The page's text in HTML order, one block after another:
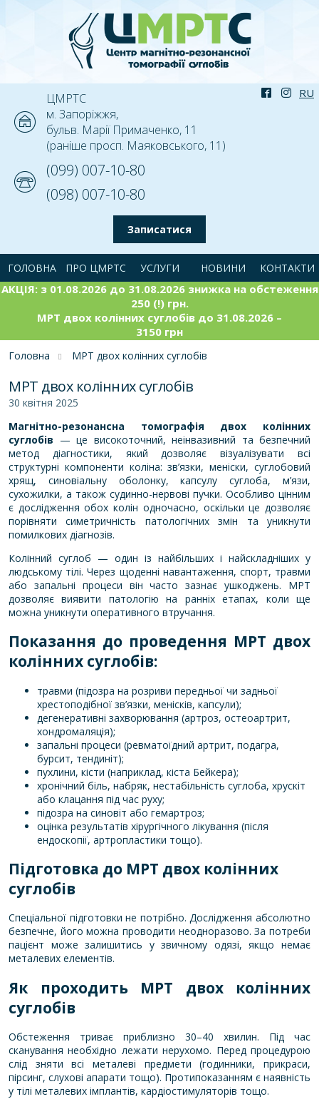
ЦМРТС
м. Запоріжжя,
бульв. Марії Примаченко, 11
(раніше просп. Маяковського, 11)
(099) 007-10-80
(098) 007-10-80
Записатися
ГОЛОВНА ПРО ЦМРТС УСЛУГИ НОВИНИ КОНТАКТИ
АКЦІЯ: з 01.08.2026 до 31.08.2026 знижка на обстеження
250 (!) грн.
МРТ двох колінних суглобів до 31.08.2026 –
3150 грн
Головна МРТ двох колінних суглобів
МРТ двох колінних суглобів
30 квітня 2025
Магнітно-резонансна томографія двох колінних
суглобів — це високоточний, неінвазивний та безпечний
метод діагностики, який дозволяє візуалізувати всі
структурні компоненти коліна: зв’язки, меніски, суглобовий
хрящ, синовіальну оболонку, капсулу суглоба, м’язи,
сухожилки, а також судинно-нервові пучки. Особливо цінним
є дослідження обох колін одночасно, оскільки це дозволяє
порівняти симетричність патологічних змін та уникнути
помилкових діагнозів.
Колінний суглоб — один із найбільших і найскладніших у
людському тілі. Через щоденні навантаження, спорт, травми
або запальні процеси він часто зазнає ушкоджень. МРТ
дозволяє виявити патологію на ранніх етапах, коли ще
можна уникнути оперативного втручання.
Показання до проведення МРТ двох
колінних суглобів:
травми (підозра на розриви передньої чи задньої
хрестоподібної зв’язки, менісків, капсули);
дегенеративні захворювання (артроз, остеоартрит,
хондромаляція);
запальні процеси (ревматоїдний артрит, подагра,
бурсит, тендиніт);
пухлини, кісти (наприклад, кіста Бейкера);
хронічний біль, набряк, нестабільність суглоба, хрускіт
або клацання під час руху;
підозра на синовіт або гемартроз;
оцінка результатів хірургічного лікування (після
ендоскопії, артропластики тощо).
Підготовка до МРТ двох колінних
суглобів
Спеціальної підготовки не потрібно. Дослідження абсолютно
безпечне, його можна проводити неодноразово. За потреби
пацієнт може залишитись у звичному одязі, якщо немає
металевих елементів.
Як проходить МРТ двох колінних
суглобів
Обстеження триває приблизно 30–40 хвилин. Під час
сканування необхідно лежати нерухомо. Перед процедурою
слід зняти всі металеві предмети (годинники, прикраси,
пірсинг, слухові апарати тощо). Протипоказанням є наявність
у тілі металевих імплантів, кардіостимуляторів тощо.